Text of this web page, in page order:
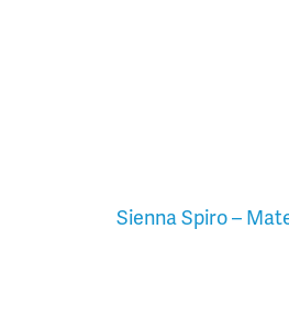
Sienna Spiro –